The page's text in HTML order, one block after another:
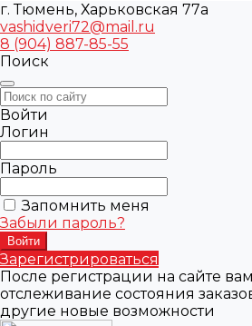
г. Тюмень, Харьковская 77а
vashidveri72@mail.ru
8 (904) 887-85-55
Поиск
Войти
Логин
Пароль
Запомнить меня
Забыли пароль?
Зарегистрироваться
После регистрации на сайте
отслеживание состояния
другие новые возможности